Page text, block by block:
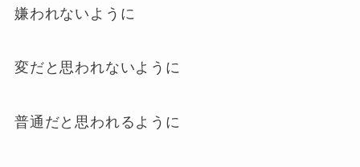
嫌われないように
変だと思われないように
普通だと思われるように